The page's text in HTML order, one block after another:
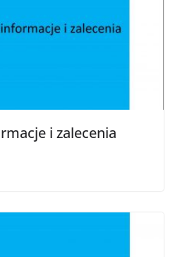
i zalecenia